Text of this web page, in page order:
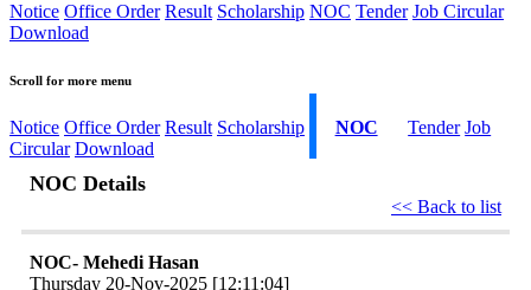
Notice Office Order Result Scholarship NOC Tender Job Circular
Download
Scroll for more menu
Notice Office Order Result Scholarship NOC Tender Job
Circular Download
NOC Details
<< Back to list
NOC- Mehedi Hasan
Thursday 20-Nov-2025 [12:11:04]